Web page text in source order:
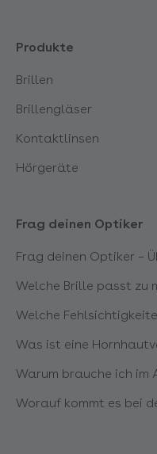
Produkte
Brillen
Brillengläser
Kontaktlinsen
Hörgeräte
Frag deinen Optiker
Frag deinen Optiker –
Welche Brille passt zu
Welche
Was ist eine
Warum brauche ich im
Worauf kommt es bei